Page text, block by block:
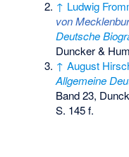
↑ Ludwig
von
Deutsche
Duncker &
↑ August
Allgemeine
Band 23,
S. 145 f.